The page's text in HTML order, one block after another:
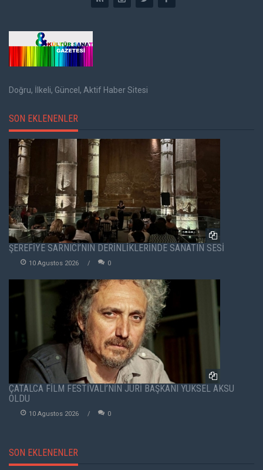
Doğru, İlkeli, Güncel, Aktif Haber Sitesi
SON EKLENENLER
ŞEREFİYE SARNICI’NIN DERİNLİKLERİNDE SANATIN SESİ
10 Agustos 2026 0
ÇATALCA FİLM FESTİVALİ’NİN JÜRİ BAŞKANI YÜKSEL AKSU
OLDU
10 Agustos 2026 0
SON EKLENENLER